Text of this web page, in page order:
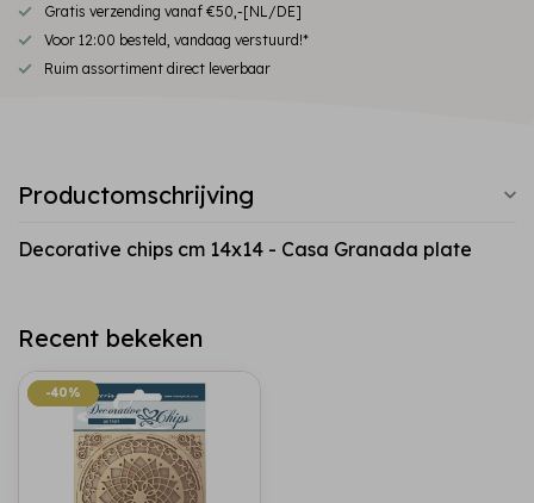
Gratis verzending vanaf €50,-[NL/DE]
Voor 12:00 besteld, vandaag verstuurd!*
Ruim assortiment direct leverbaar
Productomschrijving
Decorative chips cm 14x14 - Casa Granada plate
Recent bekeken
-40%
-40%